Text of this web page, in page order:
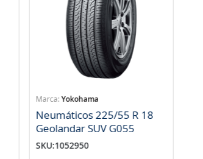
Yokohama
Neumáticos 225/55 R 18
Geolandar SUV G055
SKU:1052950